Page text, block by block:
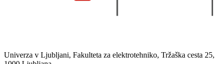
Univerza v Ljubljani, Fakulteta za elektrotehniko, Tržaška cesta 25,